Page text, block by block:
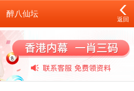
醉八仙坛
返回